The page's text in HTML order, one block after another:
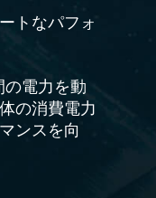
トなパフォ
の電力を動
の消費電力
ンスを向